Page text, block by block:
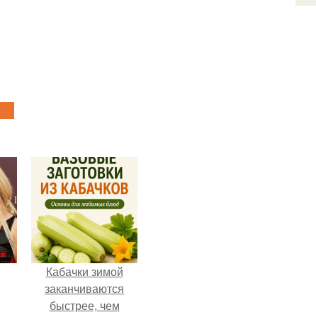
Кабачки зимой
заканчиваются
быстрее, чем